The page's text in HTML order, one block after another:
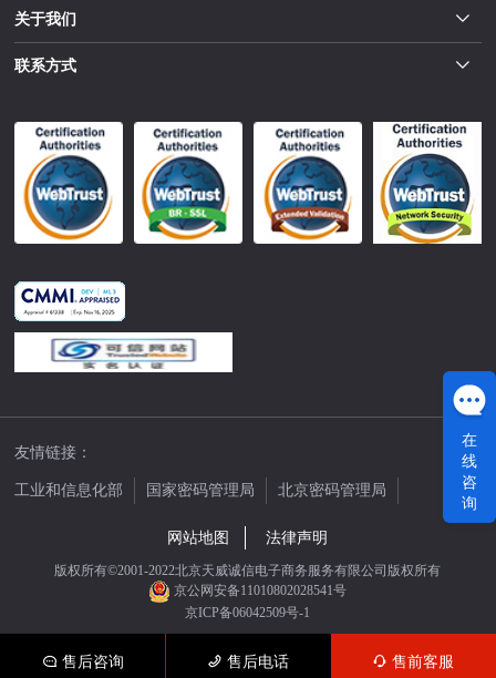
关于我们
联系方式
友情链接：
工业和信息化部 国家密码管理局
北京密码管理局
网站地图
法律声明
版权所有©2001-2022北京天威诚信电子商务服务有限公司版权所有
京公网安备11010802028541号
京ICP备06042509号-1
售后咨询 售后电话 售前客服
在
线
咨
询